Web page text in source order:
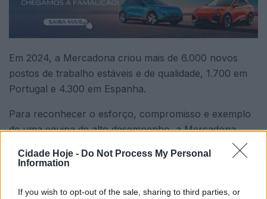
Cidade Hoje - Do Not Process My Personal
Information
If you wish to opt-out of the sale, sharing to third parties, or
Em 2024, a Mercadona criou mais de 6.000 novos
postos de trabalho estáveis e de qualidade, 1.700 em
Portugal e 4.300 em Espanha.
Para reconhecer o esforço, compromisso e exemplo
de uma equipa de alto desempenho, a Mercadona
percentuais acima do IPC de Portugal e de Espanha,
objetivos (prémio), relacionada com lucros da